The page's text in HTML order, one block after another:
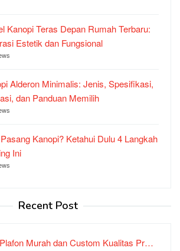
Kanopi Teras Depan Rumah Terbaru:
Estetik dan Fungsional
Alderon Minimalis: Jenis, Spesifikasi,
dan Panduan Memilih
Kanopi? Ketahui Dulu 4 Langkah
Ini
Recent Post
Murah dan Custom Kualitas Pr…